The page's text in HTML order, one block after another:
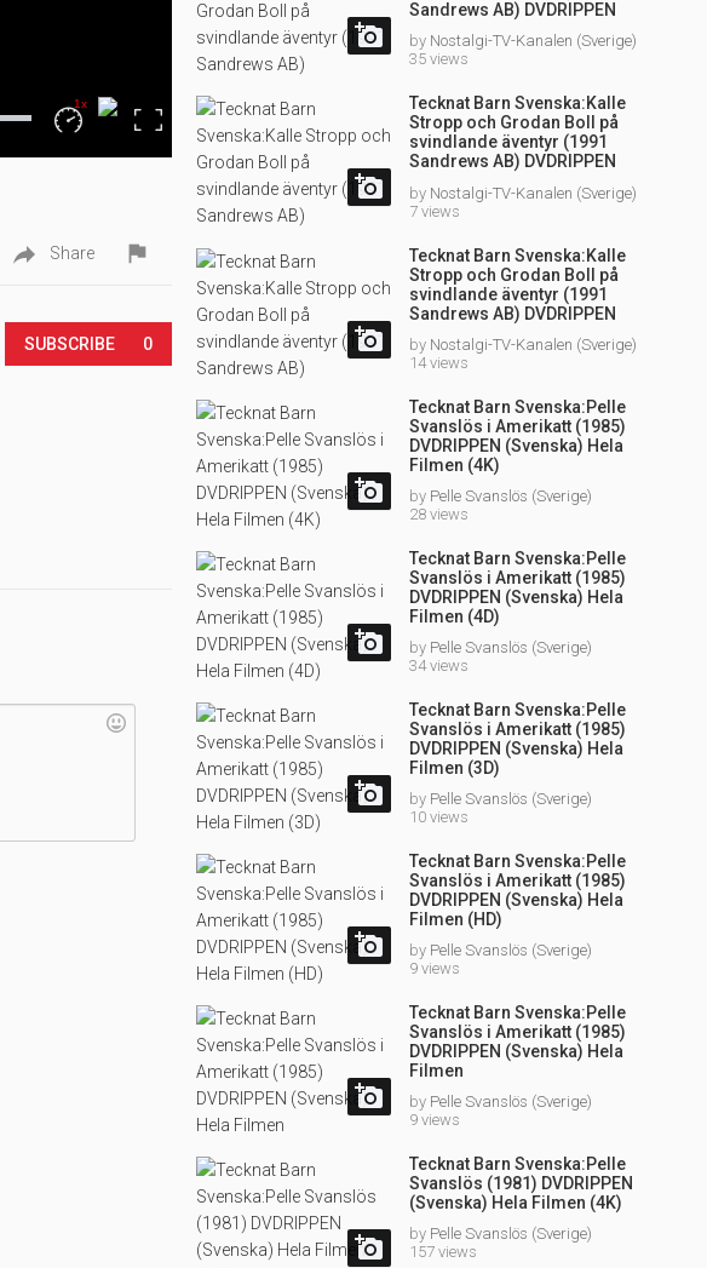
Playback
Rate
1x
Fullscreen

Sandrews AB) DVDRIPPEN
by Nostalgi-TV-Kanalen (Sverige)
35 views

Tecknat Barn Svenska:Kalle
Stropp och Grodan Boll på
svindlande äventyr (1991
Sandrews AB) DVDRIPPEN
by Nostalgi-TV-Kanalen (Sverige)
7 views

Tecknat Barn Svenska:Kalle
Stropp och Grodan Boll på
svindlande äventyr (1991
Sandrews AB) DVDRIPPEN
by Nostalgi-TV-Kanalen (Sverige)
14 views

Tecknat Barn Svenska:Pelle
Svanslös i Amerikatt (1985)
DVDRIPPEN (Svenska) Hela
Filmen (4K)
by Pelle Svanslös (Sverige)
28 views

Tecknat Barn Svenska:Pelle
Svanslös i Amerikatt (1985)
DVDRIPPEN (Svenska) Hela
Filmen (4D)
by Pelle Svanslös (Sverige)
34 views

Tecknat Barn Svenska:Pelle
Svanslös i Amerikatt (1985)
DVDRIPPEN (Svenska) Hela
Filmen (3D)
by Pelle Svanslös (Sverige)
10 views

Tecknat Barn Svenska:Pelle
Svanslös i Amerikatt (1985)
DVDRIPPEN (Svenska) Hela
Filmen (HD)
by Pelle Svanslös (Sverige)
9 views

Tecknat Barn Svenska:Pelle
Svanslös i Amerikatt (1985)
DVDRIPPEN (Svenska) Hela
Filmen
by Pelle Svanslös (Sverige)
9 views

Tecknat Barn Svenska:Pelle
Svanslös (1981) DVDRIPPEN
(Svenska) Hela Filmen (4K)
by Pelle Svanslös (Sverige)
157 views
 Share 
SUBSCRIBE 0